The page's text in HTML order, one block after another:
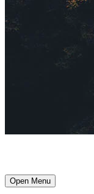
Open Menu